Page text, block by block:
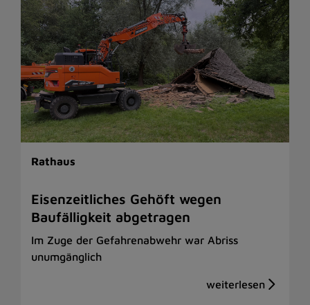
Rathaus
Eisenzeitliches Gehöft wegen
Baufälligkeit abgetragen
Im Zuge der Gefahrenabwehr war Abriss
unumgänglich